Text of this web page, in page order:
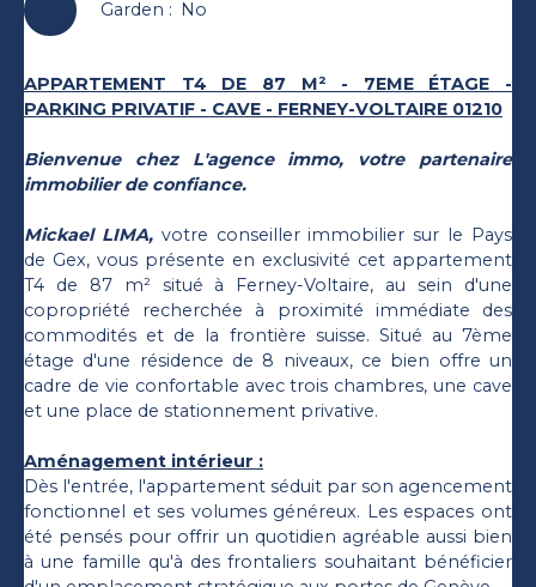
Garden : No
APPARTEMENT T4 DE 87 M² - 7EME ÉTAGE -
PARKING PRIVATIF - CAVE - FERNEY-VOLTAIRE 01210
Bienvenue chez L'agence immo, votre partenaire
immobilier de confiance.
Mickael LIMA,votre conseiller immobilier sur le Pays
de Gex, vous présente en exclusivité cet appartement
T4 de 87 m² situé à Ferney-Voltaire, au sein d'une
copropriété recherchée à proximité immédiate des
commodités et de la frontière suisse. Situé au 7ème
étage d'une résidence de 8 niveaux, ce bien offre un
cadre de vie confortable avec trois chambres, une cave
et une place de stationnement privative.
Aménagement intérieur :
Dès l'entrée, l'appartement séduit par son agencement
fonctionnel et ses volumes généreux. Les espaces ont
été pensés pour offrir un quotidien agréable aussi bien
à une famille qu'à des frontaliers souhaitant bénéficier